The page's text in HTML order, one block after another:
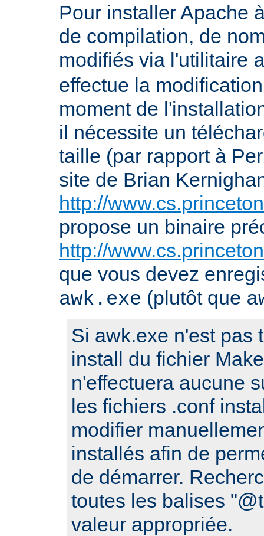
Pour installer Apache
de compilation, de
modifiés via l'utilitaire
effectue la
moment de
il nécessite un
taille (par rapport à
site de Brian
http://
propose un binaire
http://
que vous devez
awk.exe (plutôt que
Si awk.exe n'est pas
install du fichier
n'effectuera aucune
les fichiers .conf
modifier
installés afin de
de démarrer.
toutes les balises
valeur appropriée.